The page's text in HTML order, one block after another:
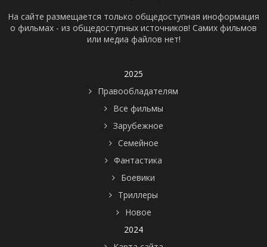
На сайте размещается только общедоступная иноформация
о фильмах - из общедоступных источников! Самих фильмов
или медиа файлов нет!
2025
Правообладателям
Все фильмы
Зарубежное
Семейное
Фантастика
Боевики
Триллеры
Новое
2024